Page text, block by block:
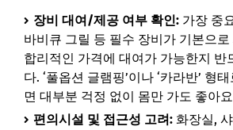
장비 대여/제공 여부 확인: 가장 중
바비큐 그릴 등 필수 장비가 기본으
합리적인 가격에 대여가 가능한지 반
다. ‘풀옵션 글램핑’이나 ‘카라반’ 형
면 대부분 걱정 없이 몸만 가도 좋아
편의시설 및 접근성 고려: 화장실,